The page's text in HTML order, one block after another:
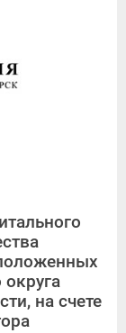
округа
на счете